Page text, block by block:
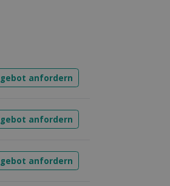
anfordern
anfordern
anfordern